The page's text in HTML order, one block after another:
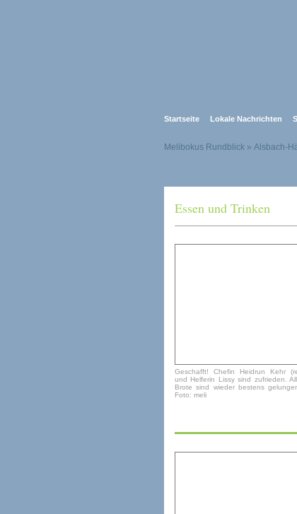
Startseite Lokale Nachrichten
Melibokus Rundblick » Alsbach-
Essen und Trinken
Geschafft! Chefin Heidrun Kehr
und Helferin Lissy sind zufrieden.
Brote sind wieder bestens
Foto: meli